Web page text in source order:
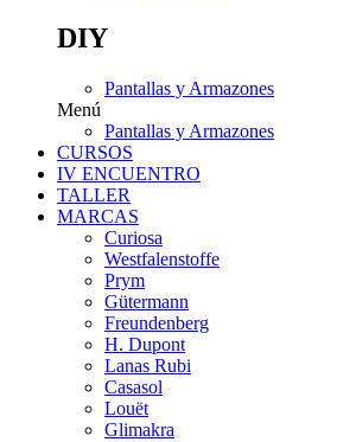
DIY
Pantallas y Armazones
Menú
Pantallas y Armazones
CURSOS
IV ENCUENTRO
TALLER
MARCAS
Curiosa
Westfalenstoffe
Prym
Gütermann
Freundenberg
H. Dupont
Lanas Rubi
Casasol
Louët
Glimakra